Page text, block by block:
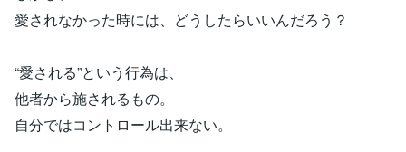
愛されなかった時には、どうしたらいいんだろう？
“愛される”という行為は、
他者から施されるもの。
自分ではコントロール出来ない。